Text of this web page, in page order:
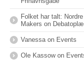
Folket har talt:
Makers on
Vanessaon Events
Ole Kassowon